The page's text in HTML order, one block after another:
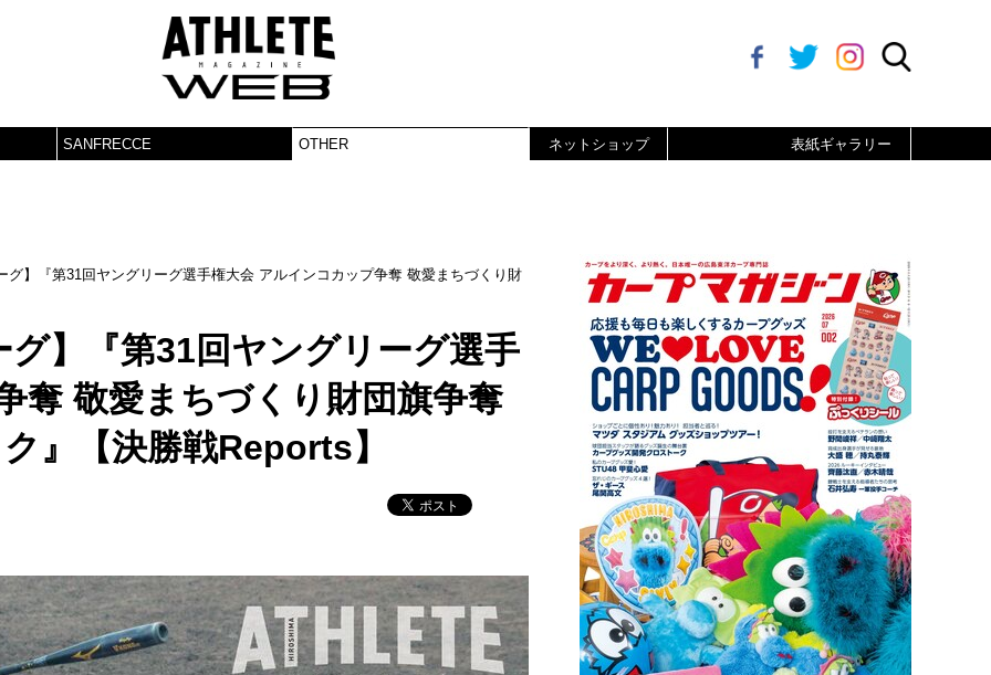
SANFRECCE OTHER ネットショップ 表紙ギャラリー
グ】『第31回ヤングリーグ選⼿権⼤会 アルインコカップ争奪 敬愛まちづくり財
】『第31回ヤングリーグ選⼿
奪 敬愛まちづくり財団旗争奪
』【決勝戦Reports】